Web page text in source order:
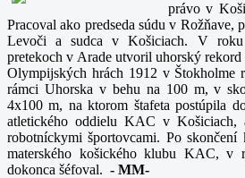
právo v
Pracoval ako predseda súdu v Rožňave,
Levoči a sudca v Košiciach. V roku
pretekoch v Arade utvoril uhorský
Olympijských hrách 1912 v Štokholme
rámci Uhorska v behu na 100 m, v
4x100 m, na ktorom štafeta postúpila
atletického oddielu KAC v Košiciach,
robotníckymi športovcami. Po
materského košického klubu KAC, v
dokonca šéfoval. - MM-